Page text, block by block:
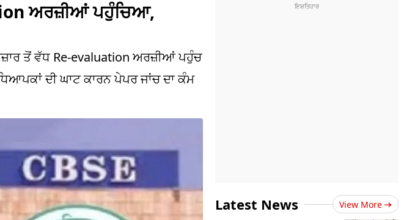
ਅਰਜ਼ੀਆਂ ਪਹੁੰਚਿਆ,
ਤੋਂ ਵੱਧ Re-evaluation ਅਰਜ਼ੀਆਂ ਪਹੁੰਚ
ਦੀ ਘਾਟ ਕਾਰਨ ਪੇਪਰ ਜਾਂਚ ਦਾ ਕੰਮ
Latest News View More